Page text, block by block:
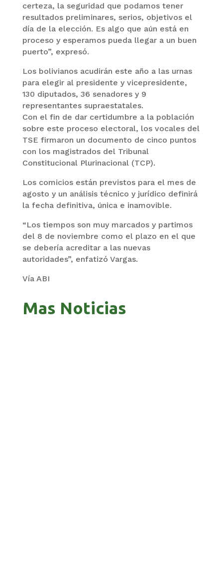
certeza, la seguridad que podamos tener
resultados preliminares, serios, objetivos el
día de la elección. Es algo que aún está en
proceso y esperamos pueda llegar a un buen
puerto”, expresó.
Los bolivianos acudirán este año a las urnas
para elegir al presidente y vicepresidente,
130 diputados, 36 senadores y 9
representantes supraestatales.
Con el fin de dar certidumbre a la población
sobre este proceso electoral, los vocales del
TSE firmaron un documento de cinco puntos
con los magistrados del Tribunal
Constitucional Plurinacional (TCP).
Los comicios están previstos para el mes de
agosto y un análisis técnico y jurídico definirá
la fecha definitiva, única e inamovible.
“Los tiempos son muy marcados y partimos
del 8 de noviembre como el plazo en el que
se debería acreditar a las nuevas
autoridades”, enfatizó Vargas.
Vía ABI
Mas Noticias